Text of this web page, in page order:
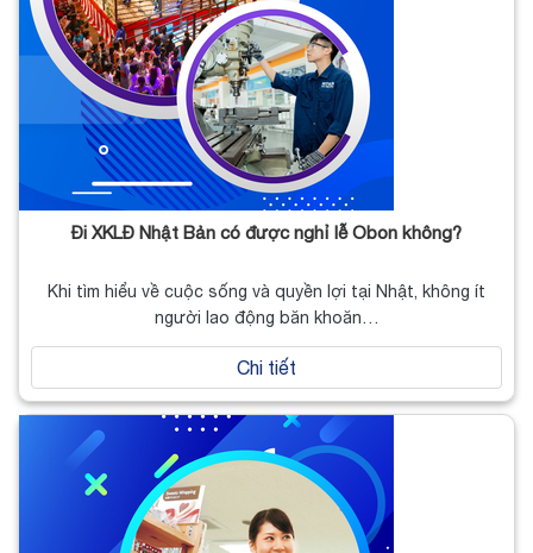
Đi XKLĐ Nhật Bản có được nghỉ lễ Obon không?
Khi tìm hiểu về cuộc sống và quyền lợi tại Nhật, không ít
người lao động băn khoăn…
Chi tiết